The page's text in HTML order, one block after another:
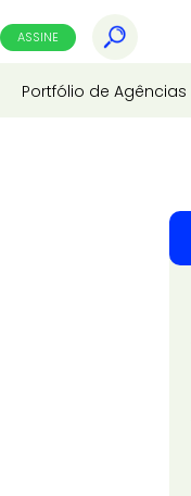
ASSINE
Portfólio de Agências